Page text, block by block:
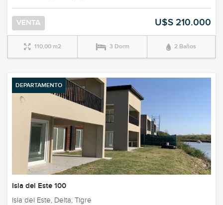
VENTA U$S 210.000
110,00 m2 3 Dorm 2 Baños
DEPARTAMENTO
Isla del Este 100
Isla del Este, Delta, Tigre